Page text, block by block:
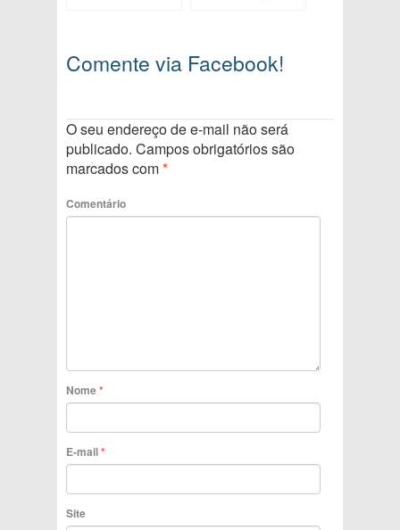
Comente via Facebook!
O seu endereço de e-mail não será
publicado. Campos obrigatórios são
marcados com*
Comentário
Nome*
E-mail*
Site